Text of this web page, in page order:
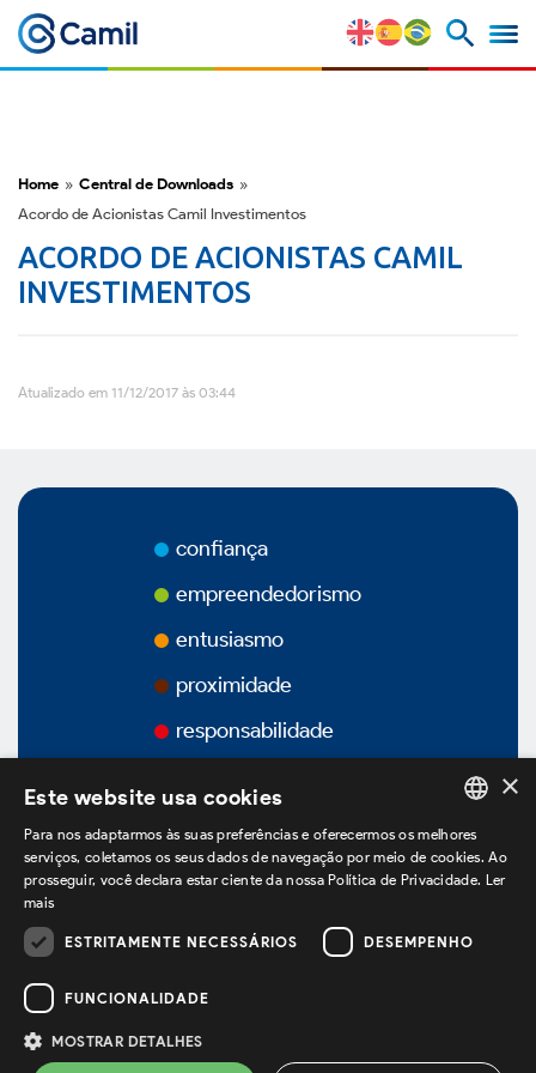
Nossas Marcas
Estratégia e Vantagens
Competitivas
ESG
Prêmios
Podcasts
Governança Corporativa
Visão Geral
Estatuto Social
Home » Central de Downloads »
Acordo de Acionistas Camil Investimentos
ACORDO DE ACIONISTAS CAMIL
INVESTIMENTOS
Atualizado em 11/12/2017 às 03:44
confiança
empreendedorismo
entusiasmo
proximidade
responsabilidade
estamos no LinkedIn
Política de Privacidade Termos de Uso
PORTUGUESE
×
Este website usa cookies
Para nos adaptarmos às suas preferências e oferecermos os melhores
serviços, coletamos os seus dados de navegação por meio de cookies. Ao
prosseguir, você declara estar ciente da nossa Política de Privacidade. Ler
mais
ESTRITAMENTE NECESSÁRIOS DESEMPENHO
FUNCIONALIDADE
MOSTRAR DETALHES